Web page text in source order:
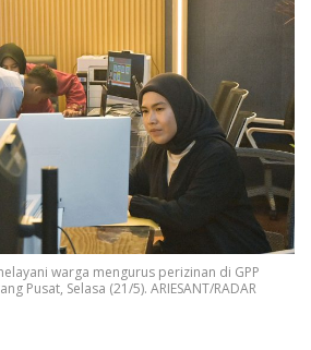
warga mengurus perizinan di GPP
Pusat, Selasa (21/5). ARIESANT/RADAR